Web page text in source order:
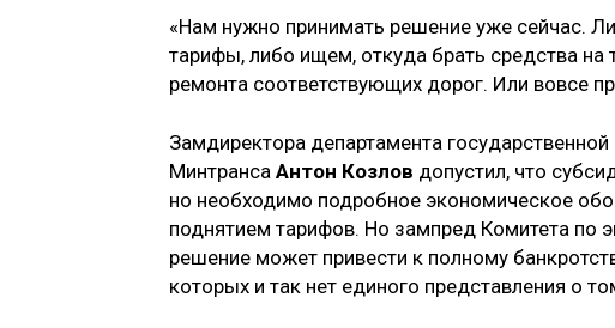
«Нам нужно принимать решение уже сейчас.
тарифы, либо ищем, откуда брать средства
ремонта соответствующих дорог. Или вовсе
Замдиректора департамента
Минтранса Антон Козлов допустил, что
но необходимо подробное экономическое
поднятием тарифов. Но зампред Комитета по
решение может привести к полному
которых и так нет единого представления о